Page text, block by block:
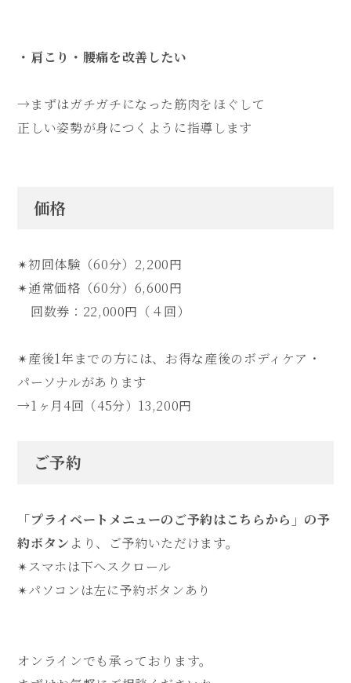
・肩こり・腰痛を改善したい
→まずはガチガチになった筋肉をほぐして
正しい姿勢が身につくように指導します
価格
✴︎初回体験（60分）2,200円
✴︎通常価格（60分）6,600円
回数券：22,000円（４回）
✴︎産後1年までの方には、お得な産後のボディケア・
パーソナルがあります
→1ヶ月4回（45分）13,200円
ご予約
「プライベートメニューのご予約はこちらから」の予
約ボタン より、ご予約いただけます。
✴︎スマホは下へスクロール
✴︎パソコンは左に予約ボタンあり
オンラインでも承っております。